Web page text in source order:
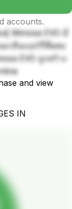
accounts.
Mimosa EVO มี
กลิ่นเบอร์รี่ที่ผสม
EVO ถูกสร้าง
and view
IN